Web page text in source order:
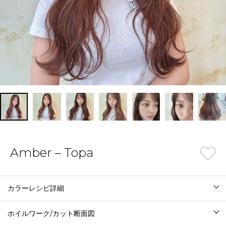
Amber – Topa
カラーレシピ詳細
ホイルワーク/カット断面図